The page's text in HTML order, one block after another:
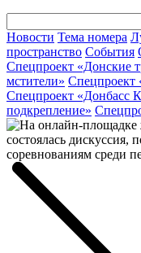
Новости Тема номера
пространство События
Спецпроект «Донские
мстители» Спецпроект
Спецпроект «Донбасс
подкрепление»